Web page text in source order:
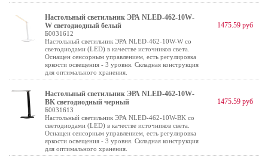
Настольный светильник ЭРА NLED-462-10W-
W светодиодный белый
Б0031612
Настольный светильник ЭРА NLED-462-10W-W со
светодиодами (LED) в качестве источников света.
Оснащен сенсорным управлением, есть регулировка
яркости освещения - 3 уровня. Складная конструкция
для оптимального хранения.
1475.59 руб
Настольный светильник ЭРА NLED-462-10W-
BK светодиодный черный
Б0031613
Настольный светильник ЭРА NLED-462-10W-BK со
светодиодами (LED) в качестве источников света.
Оснащен сенсорным управлением, есть регулировка
яркости освещения - 3 уровня. Складная конструкция
для оптимального хранения.
1475.59 руб